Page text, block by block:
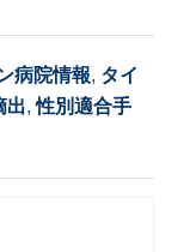
病院情報, タイ
出,性別適合手